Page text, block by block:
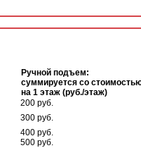
Ручной подъем:
суммируется со
на 1 этаж (руб./этаж)
200 руб.
300 руб.
400 руб.
500 руб.